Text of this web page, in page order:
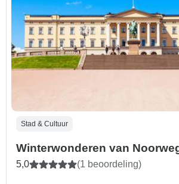
Stad & Cultuur
Winterwonderen van
5,0 (1 beoordeling)